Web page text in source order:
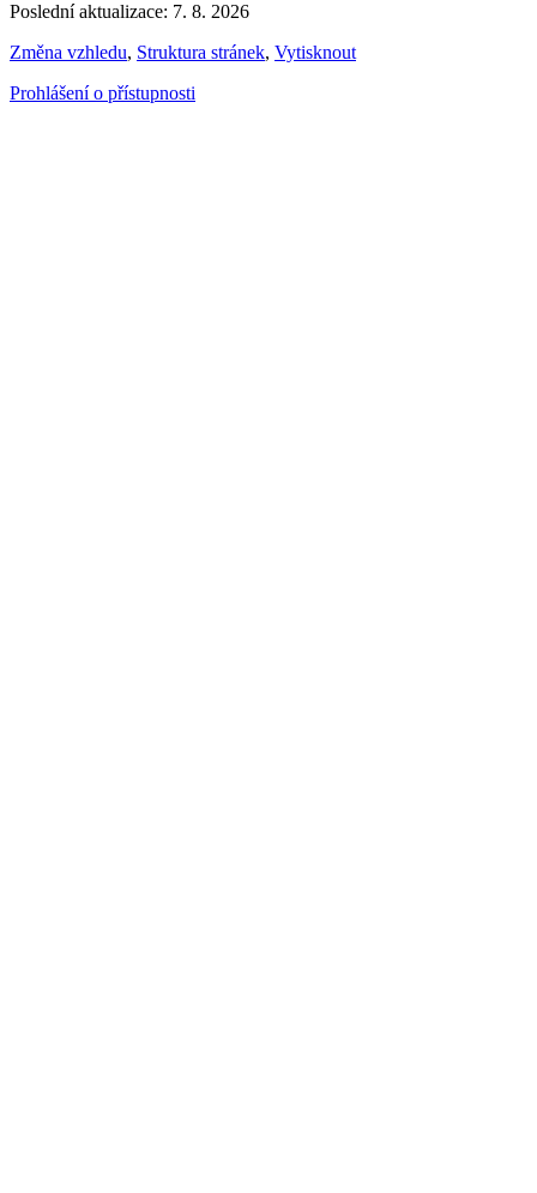
Poslední aktualizace: 7. 8. 2026
Změna vzhledu, Struktura stránek, Vytisknout
Prohlášení o přístupnosti